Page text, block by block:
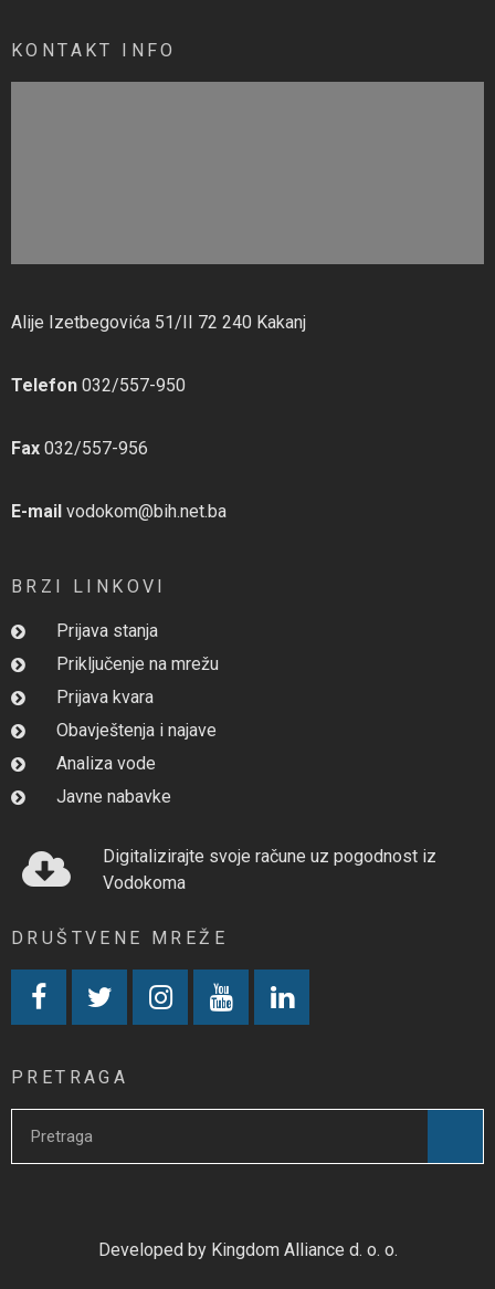
KONTAKT INFO
Alije Izetbegovića 51/II 72 240 Kakanj
Telefon 032/557-950
Fax 032/557-956
E-mail vodokom@bih.net.ba
BRZI LINKOVI
Prijava stanja
Priključenje na mrežu
Prijava kvara
Obavještenja i najave
Analiza vode
Javne nabavke
Digitalizirajte svoje račune uz pogodnost iz
Vodokoma
DRUŠTVENE MREŽE
PRETRAGA
Developed by Kingdom Alliance d. o. o.